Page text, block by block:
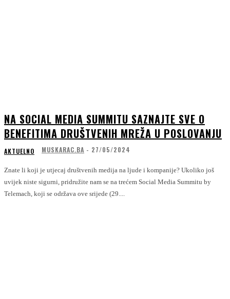
NA SOCIAL MEDIA SUMMITU SAZNAJTE SVE O
BENEFITIMA DRUŠTVENIH MREŽA U POSLOVANJU
AKTUELNO MUSKARAC.BA - 27/05/2024
Znate li koji je utjecaj društvenih medija na ljude i kompanije? Ukoliko još
uvijek niste sigurni, pridružite nam se na trećem Social Media Summitu by
Telemach, koji se održava ove srijede (29....